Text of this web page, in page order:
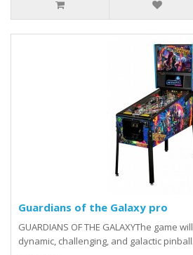
Guardians of the Galaxy pro
GUARDIANS OF THE GALAXYThe game
dynamic, challenging, and galactic